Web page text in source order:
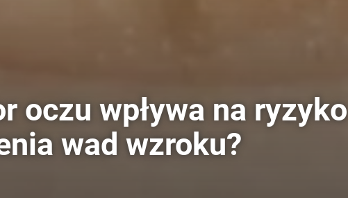
oczu wpływa na ryzyko
wad wzroku?